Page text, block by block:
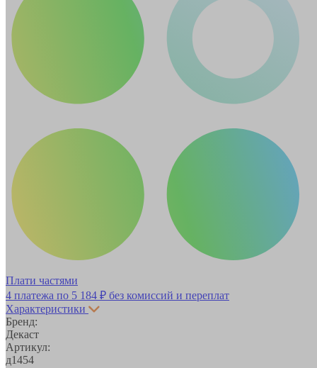
Плати частями
4 платежа по 5 184 ₽ без комиссий и переплат
Характеристики
Бренд:
Декаст
Артикул:
д1454